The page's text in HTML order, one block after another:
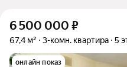
6 500 000 ₽
67,4 м² 3-комн. квартира 5
онлайн показ